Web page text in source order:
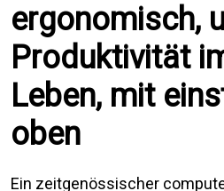
ergonomisch,
Produktivität
Leben, mit
oben
Ein zeitgenössischer